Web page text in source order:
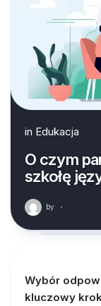
in Edukacja
O czym
szkołę
by ·
Wybór
kluczowy